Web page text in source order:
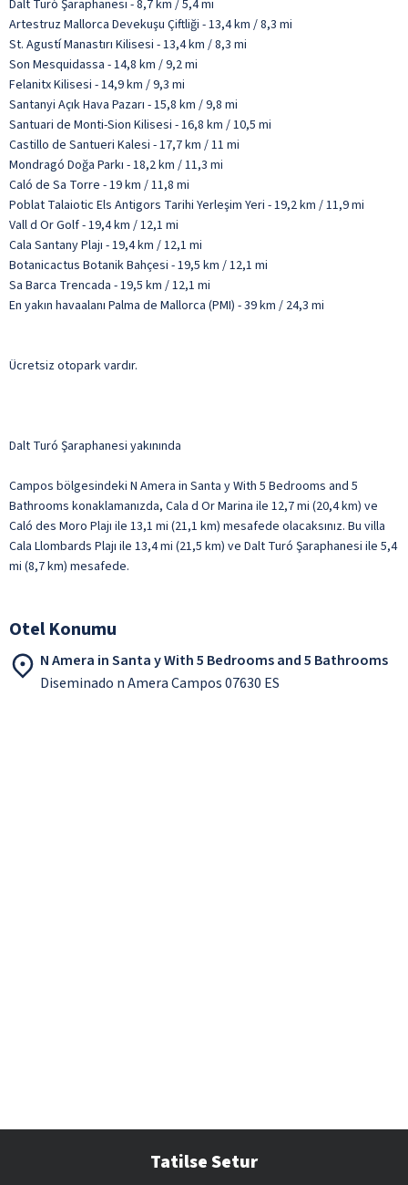
Dalt Turó Şaraphanesi - 8,7 km / 5,4 mi
Artestruz Mallorca Devekuşu Çiftliği - 13,4 km / 8,3 mi
St. Agustí Manastırı Kilisesi - 13,4 km / 8,3 mi
Son Mesquidassa - 14,8 km / 9,2 mi
Felanitx Kilisesi - 14,9 km / 9,3 mi
Santanyi Açık Hava Pazarı - 15,8 km / 9,8 mi
Santuari de Monti-Sion Kilisesi - 16,8 km / 10,5 mi
Castillo de Santueri Kalesi - 17,7 km / 11 mi
Mondragó Doğa Parkı - 18,2 km / 11,3 mi
Caló de Sa Torre - 19 km / 11,8 mi
Poblat Talaiotic Els Antigors Tarihi Yerleşim Yeri - 19,2 km / 11,9 mi
Vall d Or Golf - 19,4 km / 12,1 mi
Cala Santany Plajı - 19,4 km / 12,1 mi
Botanicactus Botanik Bahçesi - 19,5 km / 12,1 mi
Sa Barca Trencada - 19,5 km / 12,1 mi
En yakın havaalanı Palma de Mallorca (PMI) - 39 km / 24,3 mi
Ücretsiz otopark vardır.
Dalt Turó Şaraphanesi yakınında
Campos bölgesindeki N Amera in Santa y With 5 Bedrooms and 5
Bathrooms konaklamanızda, Cala d Or Marina ile 12,7 mi (20,4 km) ve
Caló des Moro Plajı ile 13,1 mi (21,1 km) mesafede olacaksınız. Bu villa
Cala Llombards Plajı ile 13,4 mi (21,5 km) ve Dalt Turó Şaraphanesi ile 5,4
mi (8,7 km) mesafede.
Otel Konumu
N Amera in Santa y With 5 Bedrooms and 5 Bathrooms
Diseminado n Amera Campos 07630 ES
Tatilse Setur